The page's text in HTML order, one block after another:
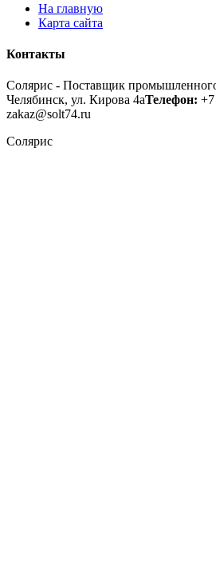
На главную
Карта сайта
Контакты
Солярис - Поставщик
Челябинск, ул. Кирова 4аТелефон:
zakaz@solt74.ru
Солярис